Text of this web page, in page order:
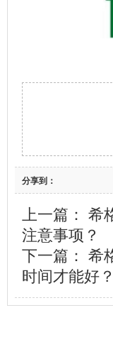
分享到：
上一篇： 希
注意事项？
下一篇： 希
时间才能好？